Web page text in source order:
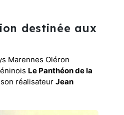
destinée aux
Marennes Oléron
Le Panthéon de la
réalisateur Jean